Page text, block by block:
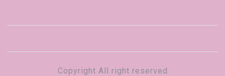
Copyright All right reserved